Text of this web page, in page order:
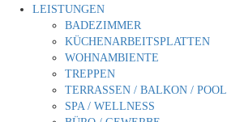
LEISTUNGEN
BADEZIMMER
KÜCHENARBEITSPLATTEN
WOHNAMBIENTE
TREPPEN
TERRASSEN / BALKON / POOL
SPA / WELLNESS